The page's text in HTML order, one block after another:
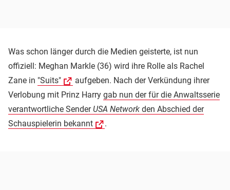
Was schon länger durch die Medien geisterte, ist nun
offiziell: Meghan Markle (36) wird ihre Rolle als Rachel
Zane in "Suits"
aufgeben. Nach der Verkündung ihrer
Verlobung mit Prinz Harry gab nun der für die Anwaltsserie
verantwortliche Sender USA Network den Abschied der
Schauspielerin bekannt
.